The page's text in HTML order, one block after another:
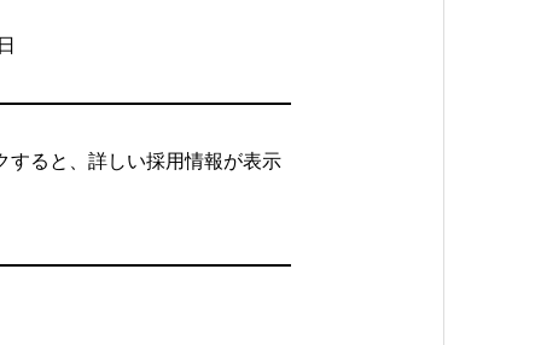
すると、詳しい採用情報が表示